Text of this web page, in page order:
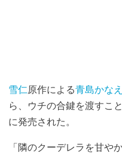
雪仁原作による青島かなえ
ら、ウチの合鍵を渡すこ
に発売された。
「隣のクーデレラを甘や